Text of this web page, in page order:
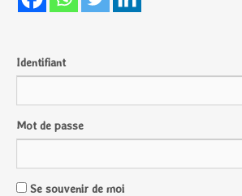
Identifiant
Mot de passe
Se souvenir de moi